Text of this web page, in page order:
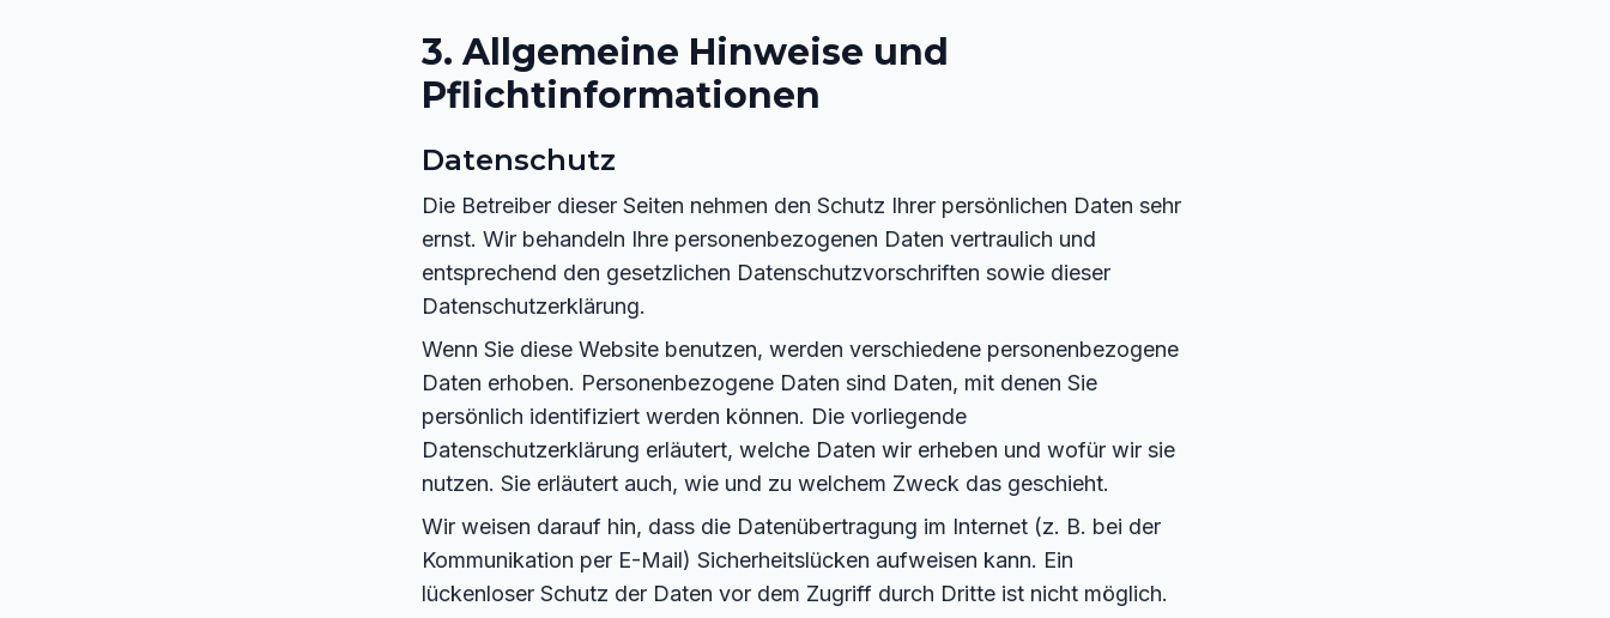
3. Allgemeine Hinweise und
Pflichtinformationen
Datenschutz
Die Betreiber dieser Seiten nehmen den Schutz Ihrer persönlichen Daten sehr
ernst. Wir behandeln Ihre personenbezogenen Daten vertraulich und
entsprechend den gesetzlichen Datenschutzvorschriften sowie dieser
Datenschutzerklärung.
Wenn Sie diese Website benutzen, werden verschiedene personenbezogene
Daten erhoben. Personenbezogene Daten sind Daten, mit denen Sie
persönlich identifiziert werden können. Die vorliegende
Datenschutzerklärung erläutert, welche Daten wir erheben und wofür wir sie
nutzen. Sie erläutert auch, wie und zu welchem Zweck das geschieht.
Wir weisen darauf hin, dass die Datenübertragung im Internet (z. B. bei der
Kommunikation per E-Mail) Sicherheitslücken aufweisen kann. Ein
lückenloser Schutz der Daten vor dem Zugriff durch Dritte ist nicht möglich.